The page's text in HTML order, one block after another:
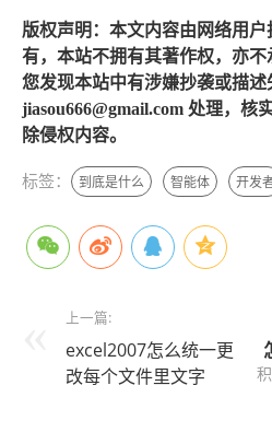
版权声明：本文内容由网络用
有，本站不拥有其著作权，亦
您发现本站中有涉嫌抄袭或描述
jiasou666@gmail.com 处理，核
除侵权内容。
标签： 到底是什么 智能体 开发
上一篇:
excel2007怎么统一更
改每个文件里文字